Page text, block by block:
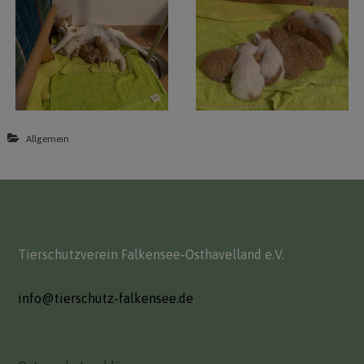
Allgemein
Tierschutzverein Falkensee-Osthavelland e.V.
info@tierschutz-falkensee.de